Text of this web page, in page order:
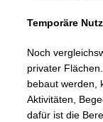
Temporäre
Noch
privater
bebaut werden,
Aktivitäten,
dafür ist die